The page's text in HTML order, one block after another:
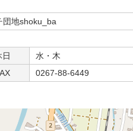
地shoku_ba
日
水・木
0267-88-6449